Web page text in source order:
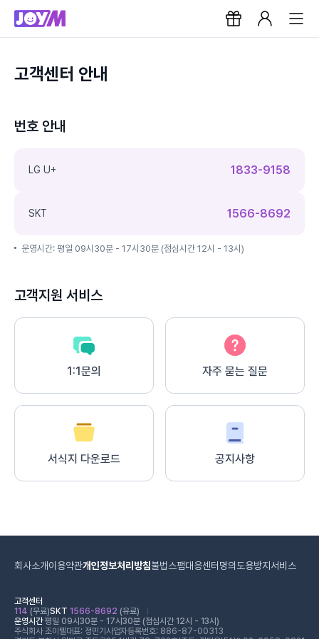
고객센터 안내
번호 안내
LG U+ 1833-9158
SKT 1566-8692
운영시간: 평일 09시30분 - 17시30분 (점심시간 12시 - 13시)
고객지원 서비스
1:1문의 자주 묻는 질문
서식지 다운로드 공지사항
회사소개이용약관개인정보처리방침불법스팸대응센터 명의도용방지서비스
고객센터
114 (무료)SKT 1566-8692 (유료)
운영시간평일 09시30분 - 17시30분 (점심시간 12시 - 13시)
주식회사 조이텔대표: 정민기 사업자등록번호: 886-87-00313